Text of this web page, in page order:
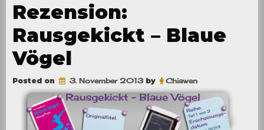
Rezension:
Rausgekickt – Blaue
Vögel
Posted on 3. November 2013by Chiawen